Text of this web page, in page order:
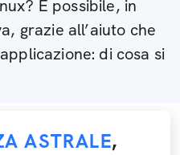
È possibile, in
grazie all’aiuto che
di cosa si
ASTRALE,